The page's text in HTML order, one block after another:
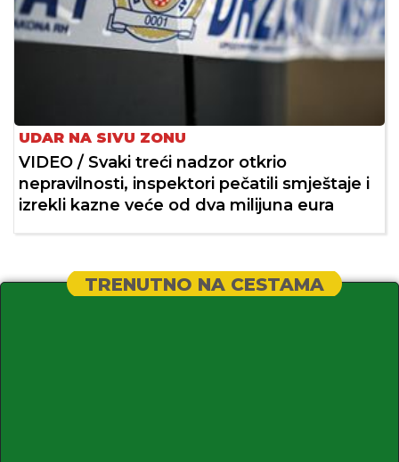
UDAR NA SIVU ZONU
VIDEO / Svaki treći nadzor otkrio
nepravilnosti, inspektori pečatili smještaje i
izrekli kazne veće od dva milijuna eura
TRENUTNO NA CESTAMA